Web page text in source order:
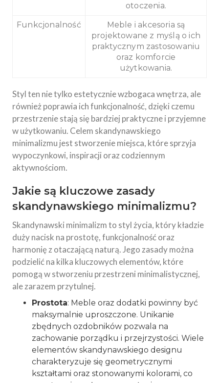
otoczenia.
Funkcjonalność
Meble i akcesoria są
projektowane z myślą o ich
praktycznym zastosowaniu
oraz komforcie
użytkowania.
Styl ten nie tylko estetycznie wzbogaca wnętrza, ale
również poprawia ich funkcjonalność, dzięki czemu
przestrzenie stają się bardziej praktyczne i przyjemne
w użytkowaniu. Celem skandynawskiego
minimalizmu jest stworzenie miejsca, które sprzyja
wypoczynkowi, inspiracji oraz codziennym
aktywnościom.
Jakie są kluczowe zasady
skandynawskiego minimalizmu?
Skandynawski minimalizm to styl życia, który kładzie
duży nacisk na prostotę, funkcjonalność oraz
harmonię z otaczającą naturą. Jego zasady można
podzielić na kilka kluczowych elementów, które
pomogą w stworzeniu przestrzeni minimalistycznej,
ale zarazem przytulnej.
Prostota: Meble oraz dodatki powinny być
maksymalnie uproszczone. Unikanie
zbędnych ozdobników pozwala na
zachowanie porządku i przejrzystości. Wiele
elementów skandynawskiego designu
charakteryzuje się geometrycznymi
kształtami oraz stonowanymi kolorami, co